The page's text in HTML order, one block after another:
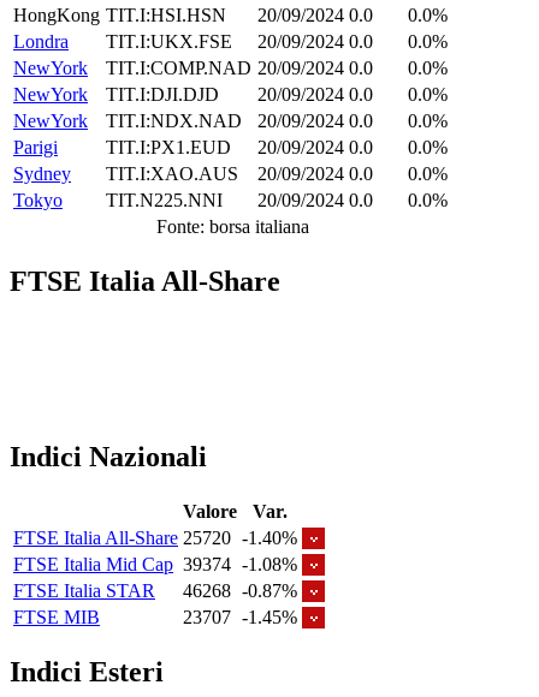
HongKong TIT.I:HSI.HSN 20/09/2024 0.0
0.0%
Londra
TIT.I:UKX.FSE 20/09/2024 0.0
0.0%
NewYork
TIT.I:COMP.NAD 20/09/2024 0.0
0.0%
NewYork
TIT.I:DJI.DJD 20/09/2024 0.0
0.0%
NewYork
TIT.I:NDX.NAD 20/09/2024 0.0
0.0%
Parigi
TIT.I:PX1.EUD 20/09/2024 0.0
0.0%
Sydney
TIT.I:XAO.AUS 20/09/2024 0.0
0.0%
Tokyo
TIT.N225.NNI 20/09/2024 0.0
0.0%
Fonte: borsa italiana
FTSE Italia All-Share
Indici Nazionali
Valore
Var.
FTSE Italia All-Share 25720 -1.40%
FTSE Italia Mid Cap 39374 -1.08%
FTSE Italia STAR
46268 -0.87%
FTSE MIB
23707 -1.45%
Indici Esteri